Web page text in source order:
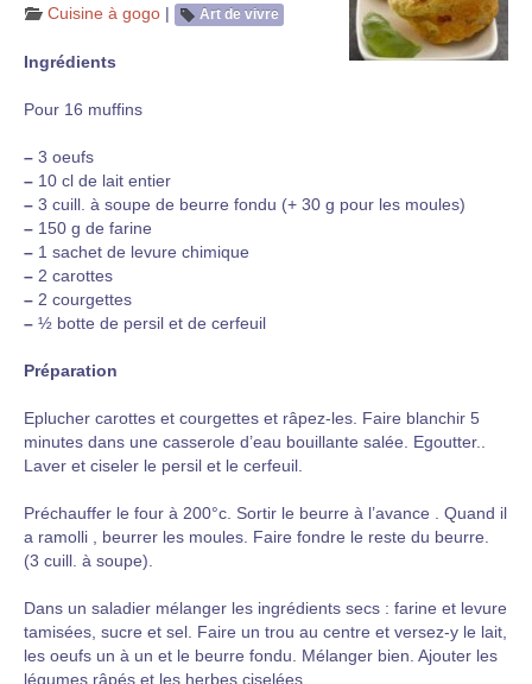
Cuisine à gogo | Art de vivre
Ingrédients
Pour 16 muffins
– 3 oeufs
– 10 cl de lait entier
– 3 cuill. à soupe de beurre fondu (+ 30 g pour les moules)
– 150 g de farine
– 1 sachet de levure chimique
– 2 carottes
– 2 courgettes
– ½ botte de persil et de cerfeuil
Préparation
Eplucher carottes et courgettes et râpez-les. Faire blanchir 5
minutes dans une casserole d’eau bouillante salée. Egoutter..
Laver et ciseler le persil et le cerfeuil.
Préchauffer le four à 200°c. Sortir le beurre à l’avance . Quand il
a ramolli , beurrer les moules. Faire fondre le reste du beurre.
(3 cuill. à soupe).
Dans un saladier mélanger les ingrédients secs : farine et levure
tamisées, sucre et sel. Faire un trou au centre et versez-y le lait,
les oeufs un à un et le beurre fondu. Mélanger bien. Ajouter les
légumes râpés et les herbes ciselées.